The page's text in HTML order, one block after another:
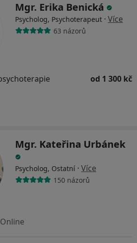
Mgr. Erika Benická
Psycholog, Psychoterapeut · Více
63 názorů
od 1 300 kč
Mgr. Kateřina Urbánek
Psycholog, Ostatní · Více
150 názorů
Online